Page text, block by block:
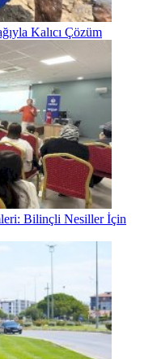
Kalıcı Çözüm
Bilinçli Nesiller İçin